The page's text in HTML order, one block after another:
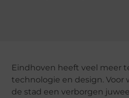
Eindhoven heeft veel meer
technologie en design. Voor
de stad een verborgen